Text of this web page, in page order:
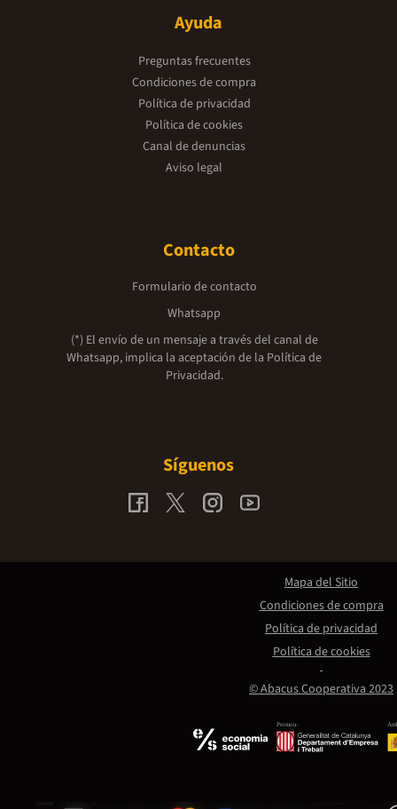
Ayuda
Preguntas frecuentes
Condiciones de compra
Política de privacidad
Política de cookies
Canal de denuncias
Aviso legal
Contacto
Formulario de contacto
Whatsapp
(*) El envío de un mensaje a través del canal de
Whatsapp, implica la aceptación de la Política de
Privacidad.
Síguenos
Promou:
© Abacus Cooperativa 2023
Mapa del Sitio
Condiciones de compra
Política de privacidad
Política de cookies